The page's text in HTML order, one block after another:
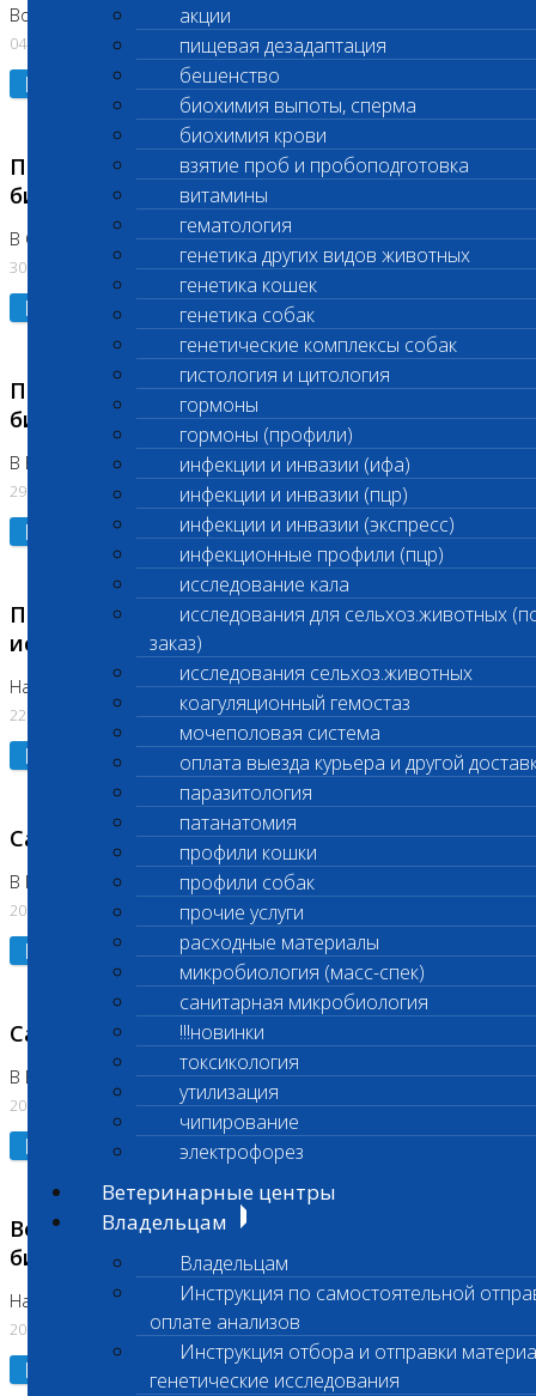
акции
пищевая дезадаптация
бешенство
биохимия выпоты, сперма
биохимия крови
взятие проб и пробоподготовка
витамины
гематология
генетика других видов животных
генетика кошек
генетика собак
генетические комплексы собак
гистология и цитология
гормоны
гормоны (профили)
инфекции и инвазии (ифа)
инфекции и инвазии (пцр)
инфекции и инвазии (экспресс)
инфекционные профили (пцр)
исследование кала
исследования для сельхоз.животных
заказ)
исследования сельхоз.животных
коагуляционный гемостаз
мочеполовая система
оплата выезда курьера и другой
паразитология
патанатомия
профили кошки
профили собак
прочие услуги
расходные материалы
микробиология (масс-спек)
санитарная микробиология
!!!новинки
токсикология
утилизация
чипирование
электрофорез
Ветеринарные центры
Владельцам
Владельцам
Инструкция по самостоятельной
оплате анализов
Инструкция отбора и отправки
генетические исследования
Во Владыкино
04.08.2026
Подробнее
Приостановлено выполнение срочных
биохимических исследований
В Сколково. Код (123,309,310)
30.07.2026
Подробнее
Приостановлено выполнение срочных
биохимических исследований
В Бутово 29.07.26
29.07.2026
Подробнее
Приостановлено выполнение биохимических
исследований
На Нагорной. Код ( 123,310,309)
22.07.2026
Подробнее
Санитарные дни
В Коломне 24.07.2026 и 28.07.2026
20.07.2026
Подробнее
Санитарный день
В Бутово 21.07.2026
20.07.2026
Подробнее
Возобновлено выполнение срочных
биохимических исследований
На Нагорной
20.07.2026
Подробнее